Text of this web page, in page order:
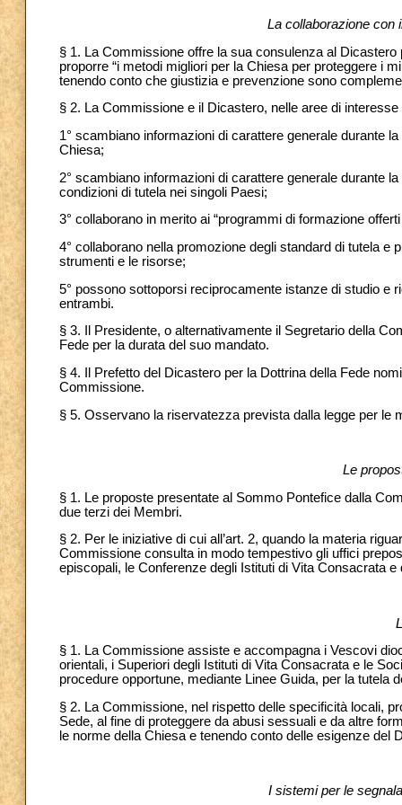
La collaborazione con
§ 1. La Commissione offre la sua consulenza al
proporre “i metodi migliori per la Chiesa per proteggere i
tenendo conto che giustizia e prevenzione sono
§ 2. La Commissione e il Dicastero, nelle aree di
1° scambiano informazioni di carattere generale durante
Chiesa;
2° scambiano informazioni di carattere generale durante
condizioni di tutela nei singoli Paesi;
3° collaborano in merito ai “programmi di formazione
4° collaborano nella promozione degli standard di tutela
strumenti e le risorse;
5° possono sottoporsi reciprocamente istanze di studio e
entrambi.
§ 3. Il Presidente, o alternativamente il Segretario della
Fede per la durata del suo mandato.
§ 4. Il Prefetto del Dicastero per la Dottrina della Fede
Commissione.
§ 5. Osservano la riservatezza prevista dalla legge per le
Le
§ 1. Le proposte presentate al Sommo Pontefice dalla
due terzi dei Membri.
§ 2. Per le iniziative di cui all’art. 2, quando la materia
Commissione consulta in modo tempestivo gli uffici
episcopali, le Conferenze degli Istituti di Vita Consacrata
§ 1. La Commissione assiste e accompagna i Vescovi
orientali, i Superiori degli Istituti di Vita Consacrata e le
procedure opportune, mediante Linee Guida, per la tutela
§ 2. La Commissione, nel rispetto delle specificità locali,
Sede, al fine di proteggere da abusi sessuali e da altre
le norme della Chiesa e tenendo conto delle esigenze del
I sistemi per le